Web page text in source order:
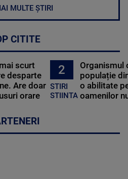
MULTE ȘTIRI
CITITE
scurt
desparte
Are doar
orare
2
STIRI
STIINTA
Organismul
populație
o abilitate
oamenilor